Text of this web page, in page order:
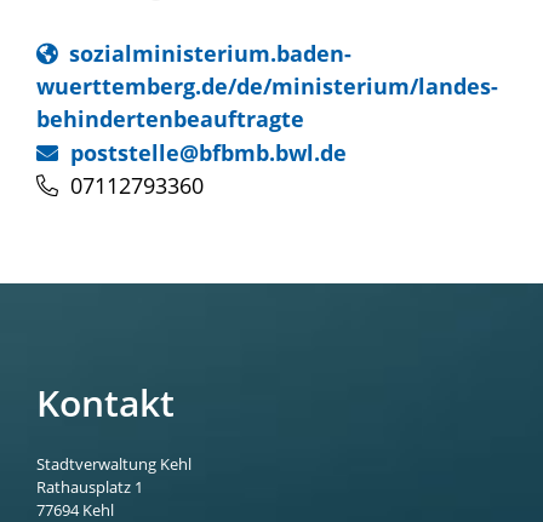
sozialministerium.baden-
wuerttemberg.de/de/ministerium/landes-
behindertenbeauftragte
poststelle@bfbmb.bwl.de
07112793360
Kontakt
Stadtverwaltung Kehl
Rathausplatz 1
77694 Kehl